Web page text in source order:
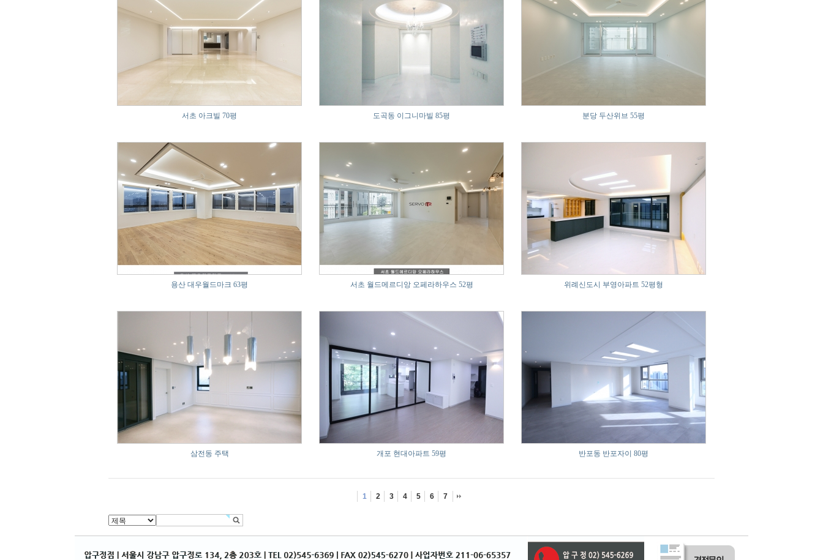
서초 아크빌 70평 도곡동 이그니마빌 85평 분당 두산위브 55평
용산 대우월드마크 63평 서초 월드메르디앙 오페라하우스 52평 위례신도시 부영아파트 52평형
삼전동 주택 개포 현대아파트 59평 반포동 반포자이 80평
1 2 3 4 5 6 7